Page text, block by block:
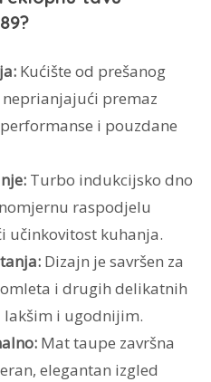
Kućište od prešanog
premaz
i pouzdane
Turbo indukcijsko dno
raspodjelu
učinkovitost kuhanja.
Dizajn je savršen za
i drugih delikatnih
lakšim i ugodnijim.
Mat taupe završna
elegantan izgled